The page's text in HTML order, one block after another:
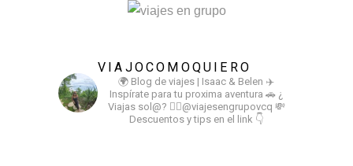
VIAJOCOMOQUIERO
🌍 Blog de viajes | Isaac & Belen ✈️
Inspírate para tu proxima aventura 🚗 ¿
Viajas sol@? 👉🏻@viajesengrupovcq 💸
Descuentos y tips en el link 👇